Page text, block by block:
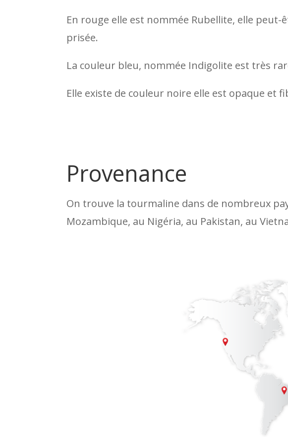
En rouge elle est nommée Rubellite, elle
prisée.
La couleur bleu, nommée Indigolite est très
Elle existe de couleur noire elle est opaque et
Provenance
On trouve la tourmaline dans de nombreux
Mozambique, au Nigéria, au Pakistan, au